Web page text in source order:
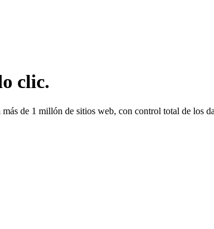
clic.
de 1 millón de sitios web, con control total de los